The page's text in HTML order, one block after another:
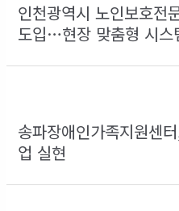
인천광역시 노인보호전
도입…현장 맞춤형 시스
송파장애인가족지원센
업 실현